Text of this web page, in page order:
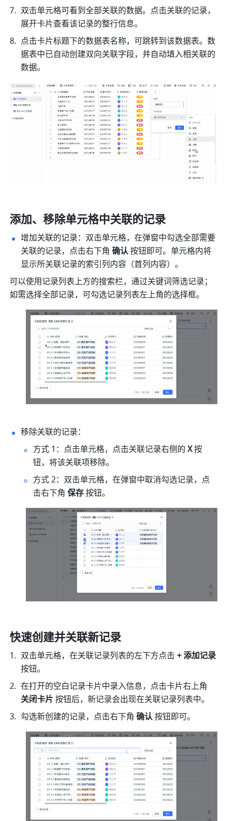
双击单元格可看到全部关联的数据。点击关联的记录，
展开卡片查看该记录的整行信息。
点击卡片标题下的数据表名称，可跳转到该数据表。数
据表中已自动创建双向关联字段，并自动填入相关联的
数据。
添加、移除单元格中关联的记录
增加关联的记录：双击单元格，在弹窗中勾选全部需要
关联的记录，点击右下角 确认 按钮即可。单元格内将
显示所关联记录的索引列内容（首列内容）。
可以使用记录列表上方的搜索栏，通过关键词筛选记录；
如需选择全部记录，可勾选记录列表左上角的选择框。
移除关联的记录：
方式 1：点击单元格，点击关联记录右侧的 X 按
钮，将该关联项移除。
方式 2：双击单元格，在弹窗中取消勾选记录，点
击右下角 保存 按钮。
快速创建并关联新记录
双击单元格，在关联记录列表的左下方点击 + 添加记录
按钮。
关闭卡片 按钮后，新记录会出现在关联记录列表中。
勾选新创建的记录，点击右下角 确认 按钮即可。